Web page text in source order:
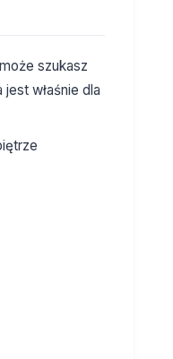
szukasz
właśnie dla